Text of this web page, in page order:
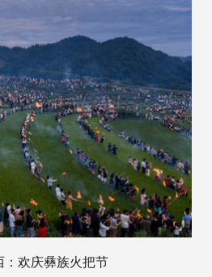
：欢庆彝族火把节